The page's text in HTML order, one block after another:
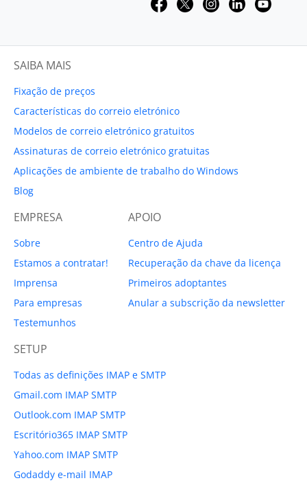
SAIBA MAIS
Fixação de preços
Características do correio eletrónico
Modelos de correio eletrónico gratuitos
Assinaturas de correio eletrónico gratuitas
Aplicações de ambiente de trabalho do Windows
Blog
EMPRESA
Sobre
Estamos a contratar!
Imprensa
Para empresas
Testemunhos
APOIO
Centro de Ajuda
Recuperação da chave da licença
Primeiros adoptantes
Anular a subscrição da newsletter
SETUP
Todas as definições IMAP e SMTP
Gmail.com IMAP SMTP
Outlook.com IMAP SMTP
Escritório365 IMAP SMTP
Yahoo.com IMAP SMTP
Godaddy e-mail IMAP